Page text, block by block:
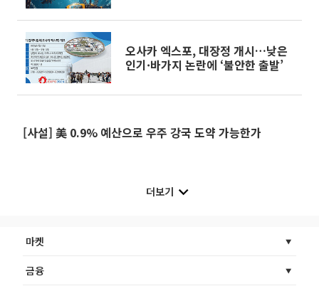
오사카 엑스포, 대장정 개시…낮은
인기·바가지 논란에 ‘불안한 출발’
[사설] 美 0.9% 예산으로 우주 강국 도약 가능한가
더보기
마켓
금융